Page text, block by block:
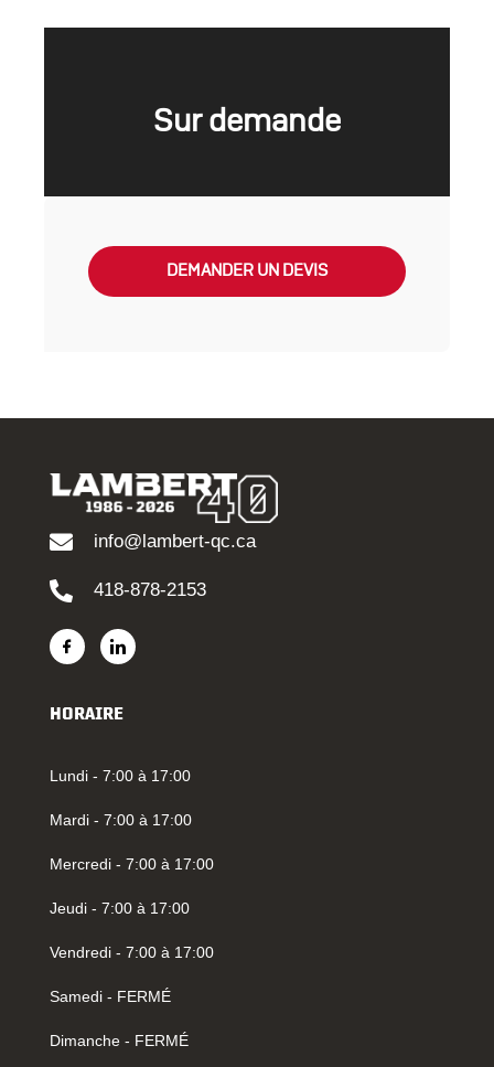
Sur demande
DEMANDER UN DEVIS
info@lambert-qc.ca
418-878-2153
HORAIRE
Lundi - 7:00 à 17:00
Mardi - 7:00 à 17:00
Mercredi - 7:00 à 17:00
Jeudi - 7:00 à 17:00
Vendredi - 7:00 à 17:00
Samedi - FERMÉ
Dimanche - FERMÉ